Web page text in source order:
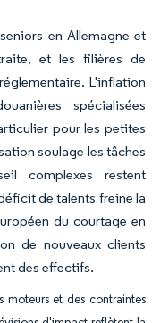
en Allemagne et
et les filières de
L'inflation
spécialisées
pour les petites
soulage les tâches
complexes restent
de talents freine la
du courtage en
de nouveaux clients
des effectifs.
moteurs et des contraintes